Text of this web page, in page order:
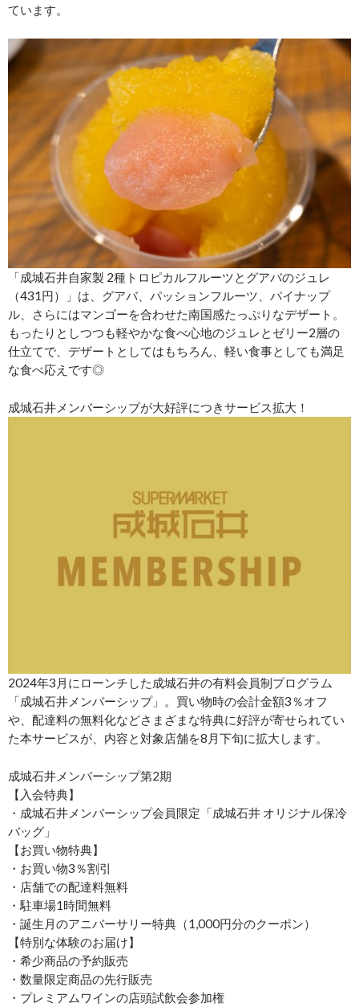
ています。
「成城石井自家製 2種トロピカルフルーツとグアバのジュレ
（431円）」は、グアバ、パッションフルーツ、パイナップ
ル、さらにはマンゴーを合わせた南国感たっぷりなデザート。
もったりとしつつも軽やかな食べ心地のジュレとゼリー2層の
仕立てで、デザートとしてはもちろん、軽い食事としても満足
な食べ応えです◎
成城石井メンバーシップが大好評につきサービス拡大！
2024年3月にローンチした成城石井の有料会員制プログラム
「成城石井メンバーシップ」。買い物時の会計金額3％オフ
や、配達料の無料化などさまざまな特典に好評が寄せられてい
た本サービスが、内容と対象店舗を8月下旬に拡大します。
成城石井メンバーシップ第2期
【入会特典】
・成城石井メンバーシップ会員限定「成城石井 オリジナル保冷
バッグ」
【お買い物特典】
・お買い物3％割引
・店舗での配達料無料
・駐車場1時間無料
・誕生月のアニバーサリー特典（1,000円分のクーポン）
【特別な体験のお届け】
・希少商品の予約販売
・数量限定商品の先行販売
・プレミアムワインの店頭試飲会参加権